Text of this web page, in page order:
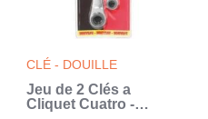
CLÉ - DOUILLE
Jeu de 2 Clés a
Cliquet Cuatro -